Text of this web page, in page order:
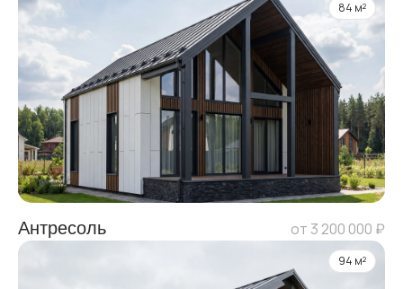
84 м²
Антресоль от 3 200 000 ₽
94 м²